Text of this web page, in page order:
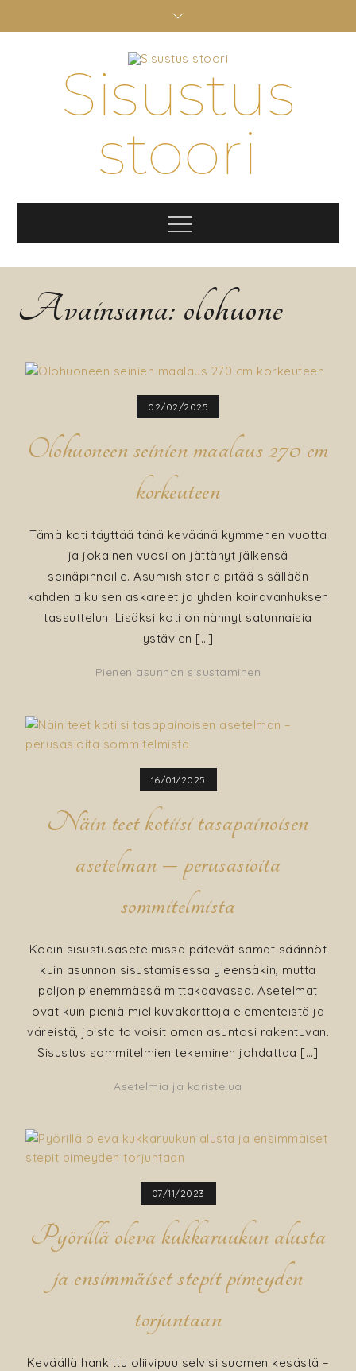
Sisustus
stoori
Menu
Avainsana: olohuone
02/02/2025
Olohuoneen seinien maalaus 270 cm
korkeuteen
Tämä koti täyttää tänä keväänä kymmenen vuotta
ja jokainen vuosi on jättänyt jälkensä
seinäpinnoille. Asumishistoria pitää sisällään
kahden aikuisen askareet ja yhden koiravanhuksen
tassuttelun. Lisäksi koti on nähnyt satunnaisia
ystävien […]
Pienen asunnon sisustaminen
16/01/2025
Näin teet kotiisi tasapainoisen
asetelman – perusasioita
sommitelmista
Kodin sisustusasetelmissa pätevät samat säännöt
kuin asunnon sisustamisessa yleensäkin, mutta
paljon pienemmässä mittakaavassa. Asetelmat
ovat kuin pieniä mielikuvakarttoja elementeistä ja
väreistä, joista toivoisit oman asuntosi rakentuvan.
Sisustus sommitelmien tekeminen johdattaa […]
Asetelmia ja koristelua
07/11/2023
Pyörillä oleva kukkaruukun alusta
ja ensimmäiset stepit pimeyden
torjuntaan
Keväällä hankittu oliivipuu selvisi suomen kesästä –